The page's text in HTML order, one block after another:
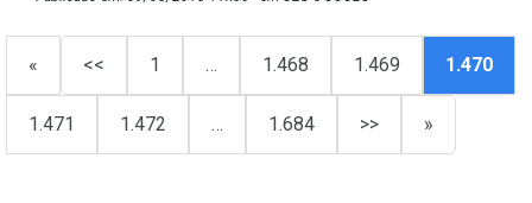
« << 1 … 1.468 1.469 1.470
1.471 1.472 … 1.684 >> »